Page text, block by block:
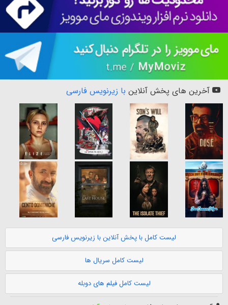
آخرین های پخش آنلاین با زیرنویس فارسی
لیست کامل با پخش آنلاین با زیرنویس فارسی
لیست کامل سریال ها
لیست کامل فیلم های دوبله